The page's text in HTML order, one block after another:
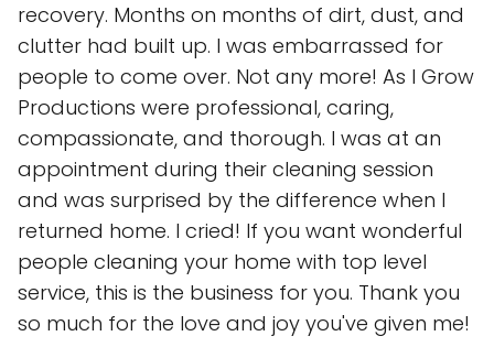
recovery. Months on months of dirt, dust, and
clutter had built up. I was embarrassed for
people to come over. Not any more! As I Grow
Productions were professional, caring,
compassionate, and thorough. I was at an
appointment during their cleaning session
and was surprised by the difference when I
returned home. I cried! If you want wonderful
people cleaning your home with top level
service, this is the business for you. Thank you
so much for the love and joy you've given me!